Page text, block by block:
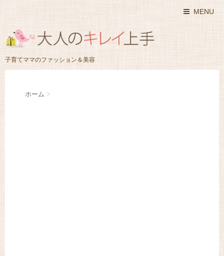
MENU
子育てママのファッション＆美容
ホーム >